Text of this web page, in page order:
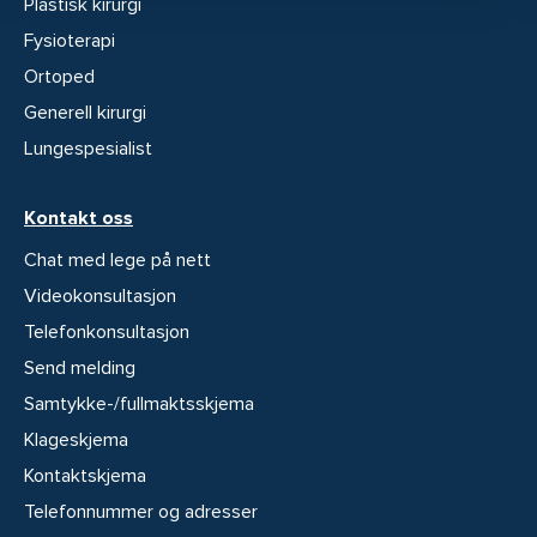
Fysioterapi
Ortoped
Generell kirurgi
Lungespesialist
Kontakt oss
Chat med lege på nett
Videokonsultasjon
Telefonkonsultasjon
Send melding
Samtykke-/fullmaktsskjema
Klageskjema
Kontaktskjema
Telefonnummer og adresser